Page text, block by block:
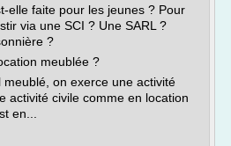
elle faite pour les jeunes ? Pour
via une SCI ? Une SARL ?
?
meublée ?
on exerce une activité
activité civile comme en location
en...